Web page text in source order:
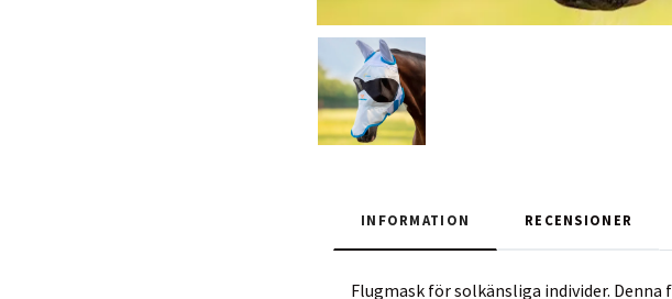
INFORMATION RECENSIONER
Flugmask för solkänsliga individer.